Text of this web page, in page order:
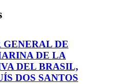
DE
DE LA
DEL BRASIL,
DOS SANTOS